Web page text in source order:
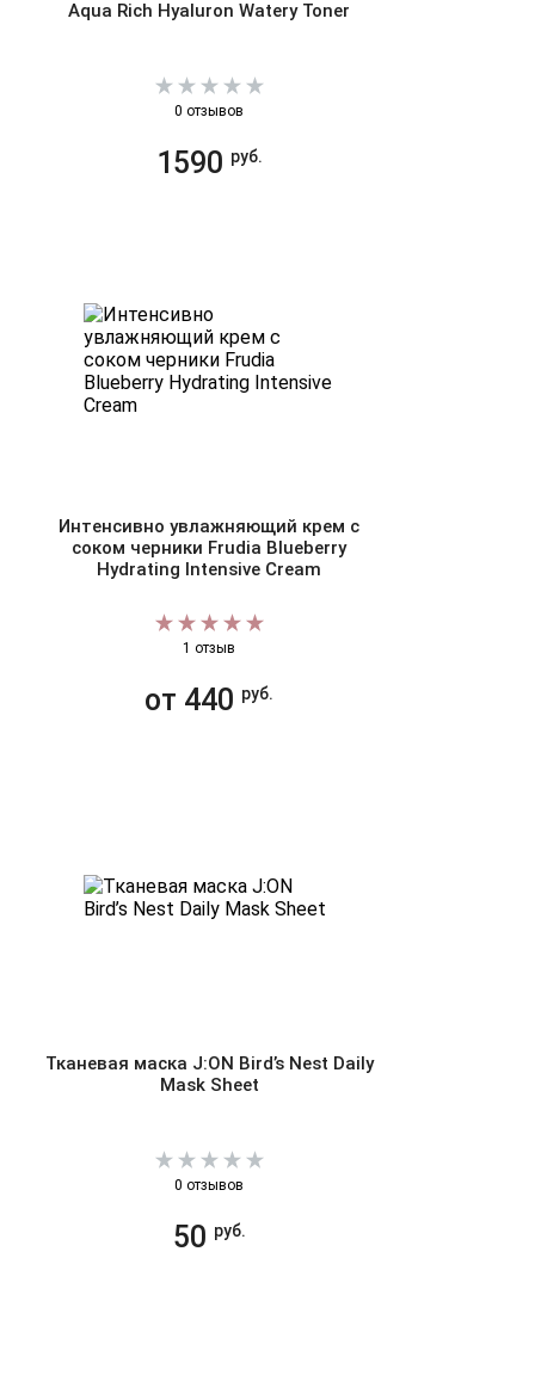
Aqua Rich Hyaluron Watery Toner
0 отзывов
1590 руб.
Интенсивно увлажняющий крем с
соком черники Frudia Blueberry
Hydrating Intensive Cream
1 отзыв
от 440 руб.
Тканевая маска J:ON Bird’s Nest Daily
Mask Sheet
0 отзывов
50 руб.